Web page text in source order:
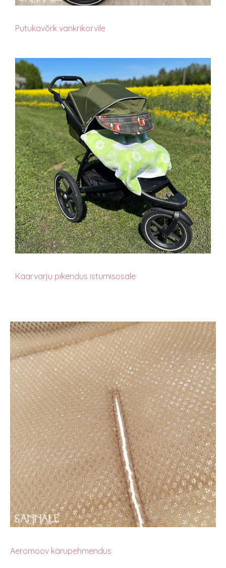
Putukavõrk vankrikorvile
Kaarvarju pikendus istumisosale
Aeromoov kärupehmendus